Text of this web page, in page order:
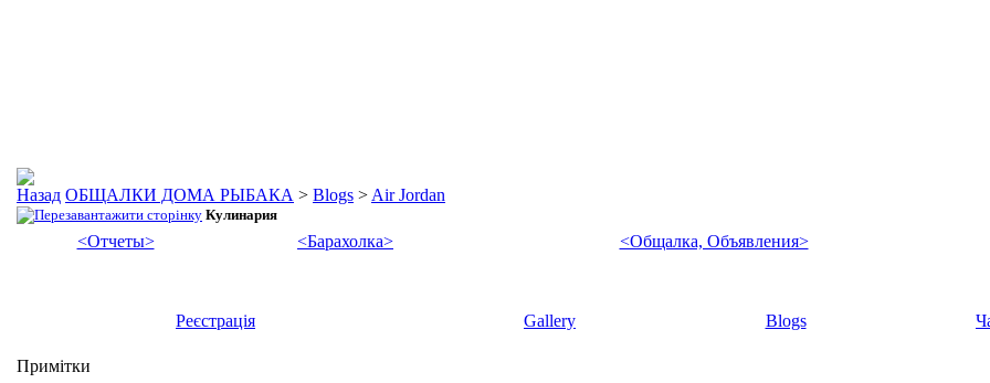
ОБЩАЛКИ ДОМА РЫБАКА > Blogs > Air Jordan
Кулинария
<Отчеты> <Барахолка> <Общалка, Объявления>
Реєстрація Gallery Blogs
Примітки